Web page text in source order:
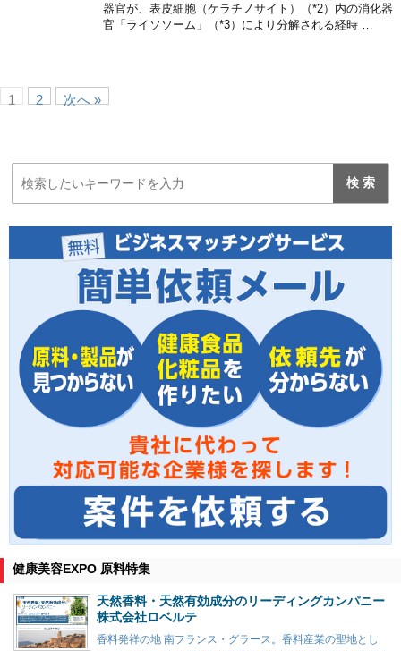
器官が、表皮細胞（ケラチノサイト）（*2）内の消化器
官「ライソソーム」（*3）により分解される経時 …
1 2 次へ »
健康美容EXPO 原料特集
天然香料・天然有効成分のリーディングカンパニー
株式会社ロベルテ
香料発祥の地 南フランス・グラース。香料産業の聖地とし